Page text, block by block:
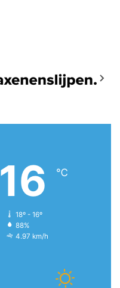
16 ℃
18º - 16º
88%
4.97 km/h